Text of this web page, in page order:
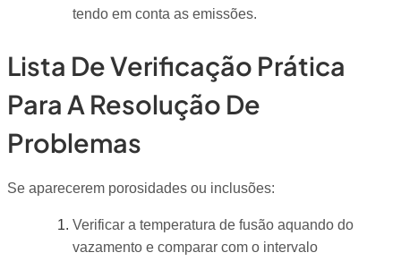
tendo em conta as emissões.
Lista De Verificação Prática
Para A Resolução De
Problemas
Se aparecerem porosidades ou inclusões:
Verificar a temperatura de fusão aquando do
vazamento e comparar com o intervalo